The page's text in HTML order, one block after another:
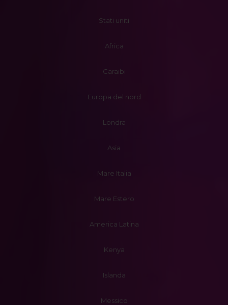
Stati uniti
Africa
Caraibi
Europa del nord
Londra
Asia
Mare Italia
Mare Estero
America Latina
Kenya
Islanda
Messico